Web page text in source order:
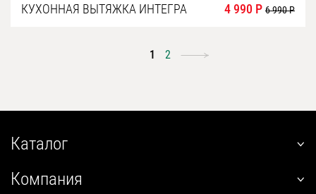
КУХОННАЯ ВЫТЯЖКА ИНТЕГРА 4 990 Р 6 990 Р
1 2
Каталог
встраиваемые
Компания